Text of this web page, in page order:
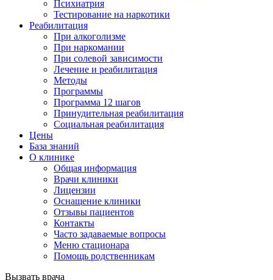
Психиатрия
Тестирование на наркотики
Реабилитация
При алкоголизме
При наркомании
При солевой зависимости
Лечение и реабилитация
Методы
Программы
Программа 12 шагов
Принудительная реабилитация
Социальная реабилитация
Цены
База знаний
О клинике
Общая информация
Врачи клиники
Лицензии
Оснащение клиники
Отзывы пациентов
Контакты
Часто задаваемые вопросы
Меню стационара
Помощь родственникам
Вызвать врача